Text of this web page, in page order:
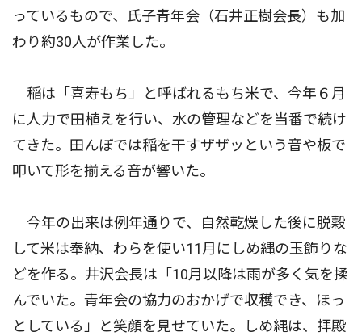
っているもので、氏子青年会（石井正樹会長）も加
わり約30人が作業した。
稲は「喜寿もち」と呼ばれるもち米で、今年６月
に人力で田植えを行い、水の管理などを当番で続け
てきた。田んぼでは稲を干すザザッという音や板で
叩いて形を揃える音が響いた。
今年の出来は例年通りで、自然乾燥した後に脱穀
して米は奉納、わらを使い11月にしめ縄の玉飾りな
どを作る。井沢会長は「10月以降は雨が多く気を揉
んでいた。青年会の協力のおかげで収穫でき、ほっ
としている」と笑顔を見せていた。しめ縄は、拝殿